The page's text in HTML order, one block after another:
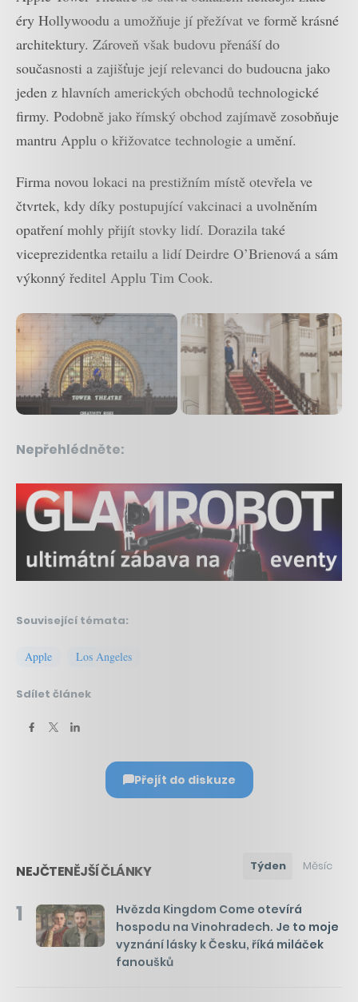
éry Hollywoodu a umožňuje jí přežívat ve formě krásné
architektury. Zároveň však budovu přenáší do
současnosti a zajišťuje její relevanci do budoucna jako
jeden z hlavních amerických obchodů technologické
firmy. Podobně jako římský obchod zajímavě zosobňuje
mantru Applu o křižovatce technologie a umění.
Firma novou lokaci na prestižním místě otevřela ve
čtvrtek, kdy díky postupující vakcinaci a uvolněním
opatření mohly přijít stovky lidí. Dorazila také
viceprezidentka retailu a lidí Deirdre O’Brienová a sám
výkonný ředitel Applu Tim Cook.
Nepřehlédněte:
Související témata:
Apple Los Angeles
Sdílet článek
Přejít do diskuze
NEJČTENĚJŠÍ ČLÁNKY Týden Měsíc
1
Hvězda Kingdom Come otevírá
hospodu na Vinohradech. Je to moje
vyznání lásky k Česku, říká miláček
fanoušků